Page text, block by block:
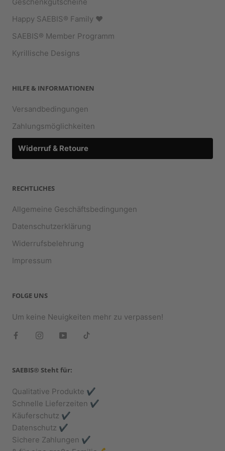
Geschenkgutscheine
Happy SAEBIS® Family ♥︎
SAEBIS® Member Programm
Kyrillische Designs
HILFE & INFORMATIONEN
Versandbedingungen
Zahlungsmöglichkeiten
Widerruf & Retoure
RECHTLICHES
Allgemeine Geschäftsbedingungen
Datenschutzerklärung
Widerrufsbelehrung
Impressum
FOLGE UNS
Um keine Neuigkeiten mehr zu verpassen!
SAEBIS® Steht für:
Qualitative Produkte ✔️
Schnelle Lieferzeiten ✔️
Käuferschutz ✔️
Datenschutz ✔️
Sichere Zahlungen ✔️